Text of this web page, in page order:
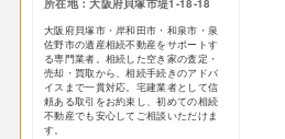
所在地：大阪府貝塚市堤1-18-18
大阪府貝塚市・岸和田市・和泉市・泉
佐野市の遺産相続不動産をサポートす
る専門業者。相続した空き家の査定・
売却・買取から、相続手続きのアドバ
イスまで一貫対応。宅建業者として信
頼ある取引をお約束し、初めての相続
不動産でも安心してご相談いただけま
す。